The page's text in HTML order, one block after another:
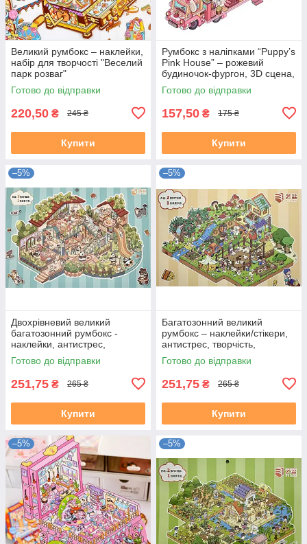
Великий румбокс – наклейки,
набір для творчості "Веселий
парк розваг"
Готово до відправки
220,50 ₴ 245 ₴
Купити
Румбокс з наліпками “Puppy’s
Pink House” – рожевий
будиночок-фургон, 3D сцена,
мініатюра, набір для
творчості, room box
Готово до відправки
157,50 ₴ 175 ₴
Купити
–5%
Двохрівневий великий
багатозонний румбокс -
наклейки, антистрес,
творчість "Котяча вілла"
Готово до відправки
251,75 ₴ 265 ₴
Купити
–5%
Багатозонний великий
румбокс – наклейки/стікери,
антистрес, творчість,
дозвілля "Сонячне
пасовище"
Готово до відправки
251,75 ₴ 265 ₴
Купити
–5% –5%